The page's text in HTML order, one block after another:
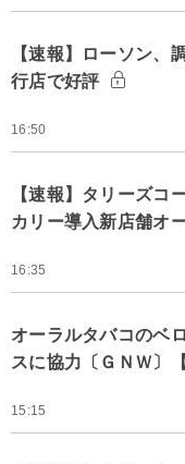
【速報】ローソン
行店で好評
16:50
【速報】タリーズコ
カリー導入新店舗オ
16:35
オーラルタバコのベ
スに協力〔ＧＮＷ〕
15:15